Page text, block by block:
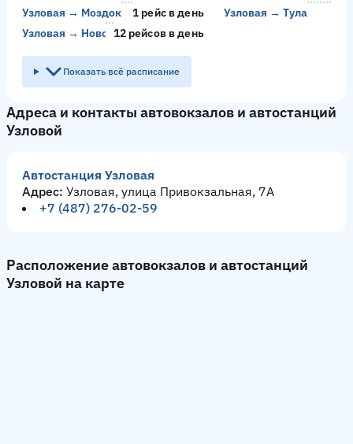
Узловая → Моздок
1 рейс в день Узловая → Тула
Узловая → Новомосковск12 рейсов в день
Показать всё расписание
Адреса и контакты автовокзалов и автостанций
Узловой
Автостанция Узловая
Адрес: Узловая, улица Привокзальная, 7А
+7 (487) 276-02-59
Расположение автовокзалов и автостанций
Узловой на карте